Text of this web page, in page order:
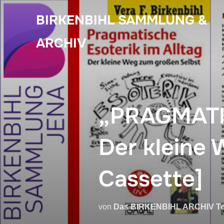
Zum
BIRKENBIHL SAMMLUNG &
ARCHIV
Der kleine
Cassette]
von Das BIRKENBIHL ARCHIV